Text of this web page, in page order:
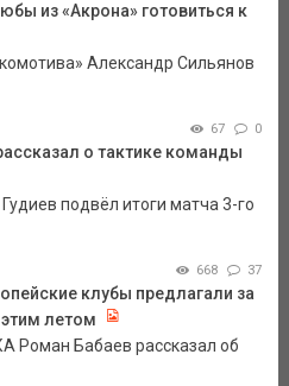
из «Акрона» готовиться к
Александр Сильянов
67 0
о тактике команды
подвёл итоги матча 3-го
668 37
клубы предлагали за
летом
Роман Бабаев рассказал об